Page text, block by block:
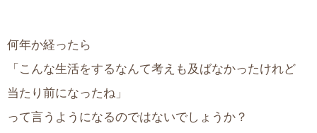
何年か経ったら
「こんな生活をするなんて考えも及ばなかったけれど
当たり前になったね」
って言うようになるのではないでしょうか？